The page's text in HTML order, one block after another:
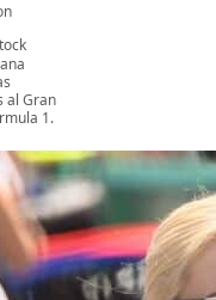
al Gran
1.